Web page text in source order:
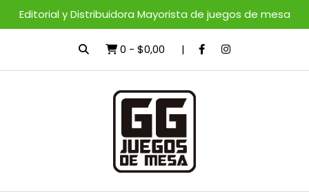
Editorial y Distribuidora Mayorista de juegos de mesa
0 - $0,00